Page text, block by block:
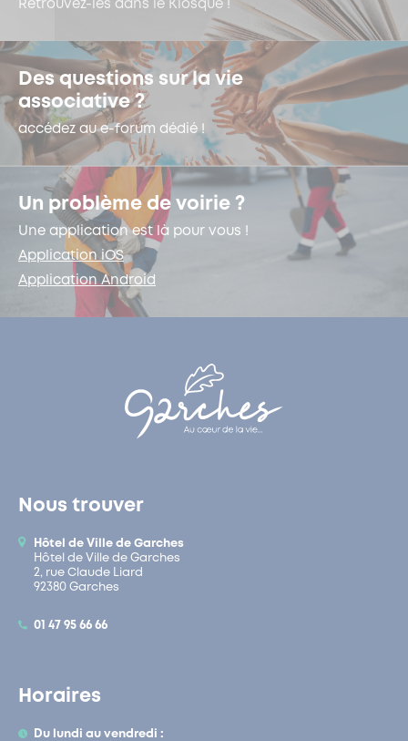
Retrouvez-les dans le Kiosque !
Des questions sur la vie
associative ?
accédez au e-forum dédié !
Un problème de voirie ?
Une application est là pour vous !
Application iOS
Application Android
Nous trouver
Hôtel de Ville de Garches
Hôtel de Ville de Garches
2, rue Claude Liard
92380 Garches
01 47 95 66 66
Horaires
Du lundi au vendredi :